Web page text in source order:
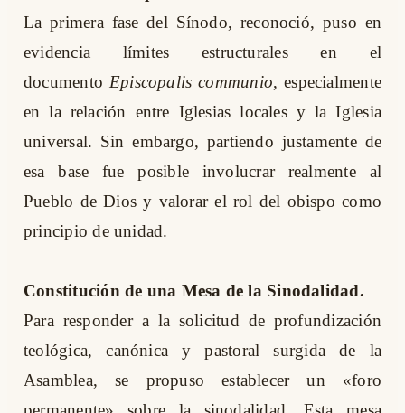
La primera fase del Sínodo, reconoció, puso en
evidencia límites estructurales en el
documento Episcopalis communio, especialmente
en la relación entre Iglesias locales y la Iglesia
universal. Sin embargo, partiendo justamente de
esa base fue posible involucrar realmente al
Pueblo de Dios y valorar el rol del obispo como
principio de unidad.
Constitución de una Mesa de la Sinodalidad.
Para responder a la solicitud de profundización
teológica, canónica y pastoral surgida de la
Asamblea, se propuso establecer un «foro